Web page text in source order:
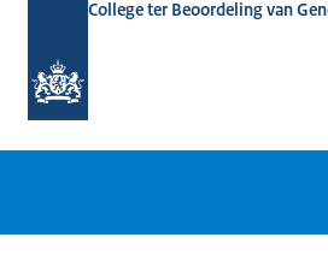
College ter Beoordeling van